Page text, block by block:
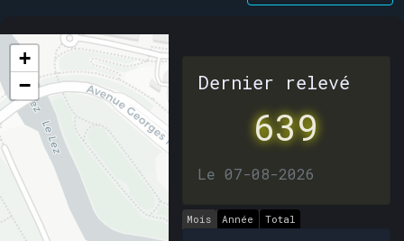
+
−
Dernier relevé
639
Le 07-08-2026
Mois Année Total